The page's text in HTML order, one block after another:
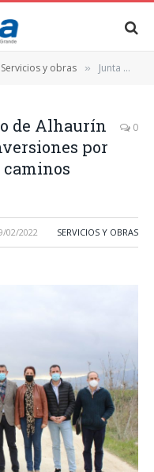
Servicios y obras » Junta y Ayuntamiento de Alhaurín el Grande anuncian inversiones por un millón de euros en caminos rurales
de Alhaurín
por
0
02/2022 SERVICIOS Y OBRAS